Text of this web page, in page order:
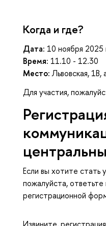
Когда и где?
Дата: 10 ноября 2025
ремя: 11.10 - 12.30
Место:Львовская, 1В,
Для участия,
Если вы хотите стать
пожалуйста,
регистрационной